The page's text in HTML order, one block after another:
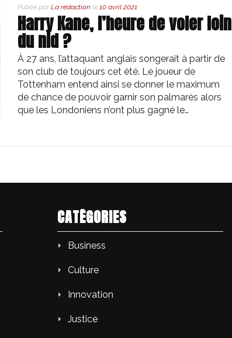
Publié par La rédaction le 10 avril 2021
Harry Kane, l’heure de voler loin
du nid ?
À 27 ans, l’attaquant anglais songerait à partir de
son club de toujours cet été. Le joueur de
Tottenham entend ainsi se donner le maximum
de chance de pouvoir garnir son palmarès alors
que les Londoniens n’ont plus gagné le…
CATÉGORIES
Business
Culture
Innovation
Justice